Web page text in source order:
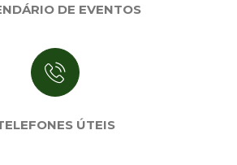
DE EVENTOS
ÚTEIS